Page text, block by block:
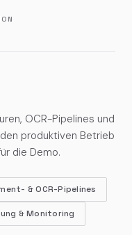
OCR-Pipelines und
produktiven Betrieb
die Demo.
& OCR-Pipelines
& Monitoring